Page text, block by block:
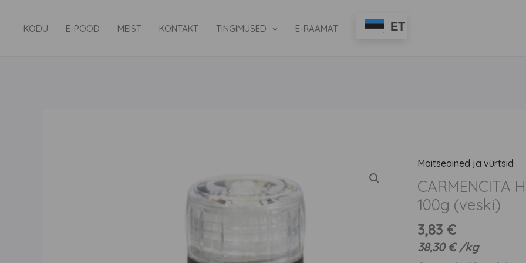
KODU E-POOD MEIST KONTAKT TINGIMUSED E-RAAMAT ET
Maitseained ja vürtsid
CARMENCITA
100g (veski)
3,83€
38,30€ /kg
CARMENCITA
Himaalaja
must
100g
(veski)